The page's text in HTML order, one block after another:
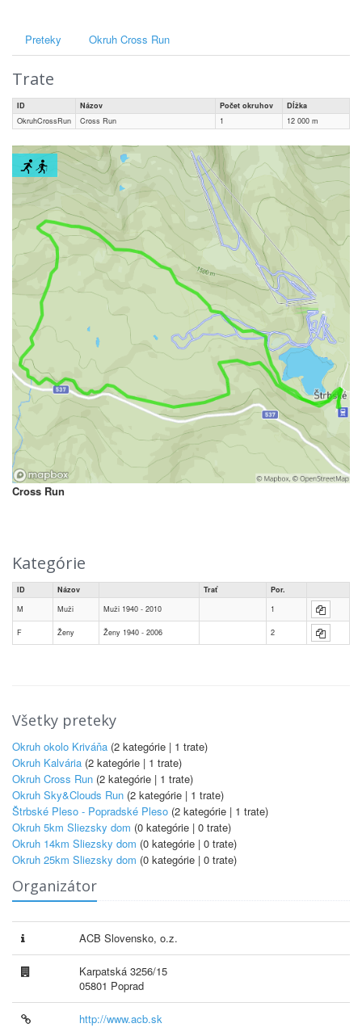
Preteky Okruh Cross Run
Trate
ID Názov Počet okruhov
Dĺžka
OkruhCrossRun
Cross Run 1 12 000 m
Cross Run
Kategórie
ID Názov Trať
Por.
M
Muži Muži 1940 - 2010 1
F Ženy Ženy 1940 - 2006 2
Všetky preteky
Okruh okolo Kriváňa (2 kategórie | 1 trate)
Okruh Kalvária (2 kategórie | 1 trate)
Okruh Cross Run (2 kategórie | 1 trate)
Okruh Sky&Clouds Run (2 kategórie | 1 trate)
Štrbské Pleso - Popradské Pleso (2 kategórie | 1 trate)
Okruh 5km Sliezsky dom (0 kategórie | 0 trate)
Okruh 14km Sliezsky dom (0 kategórie | 0 trate)
Okruh 25km Sliezsky dom (0 kategórie | 0 trate)
Organizátor
ACB Slovensko, o.z.
Karpatská 3256/15
05801 Poprad
http://www.acb.sk